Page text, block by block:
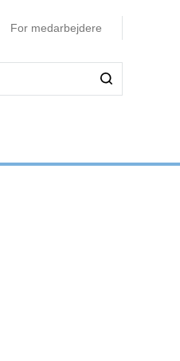
For medarbejdere